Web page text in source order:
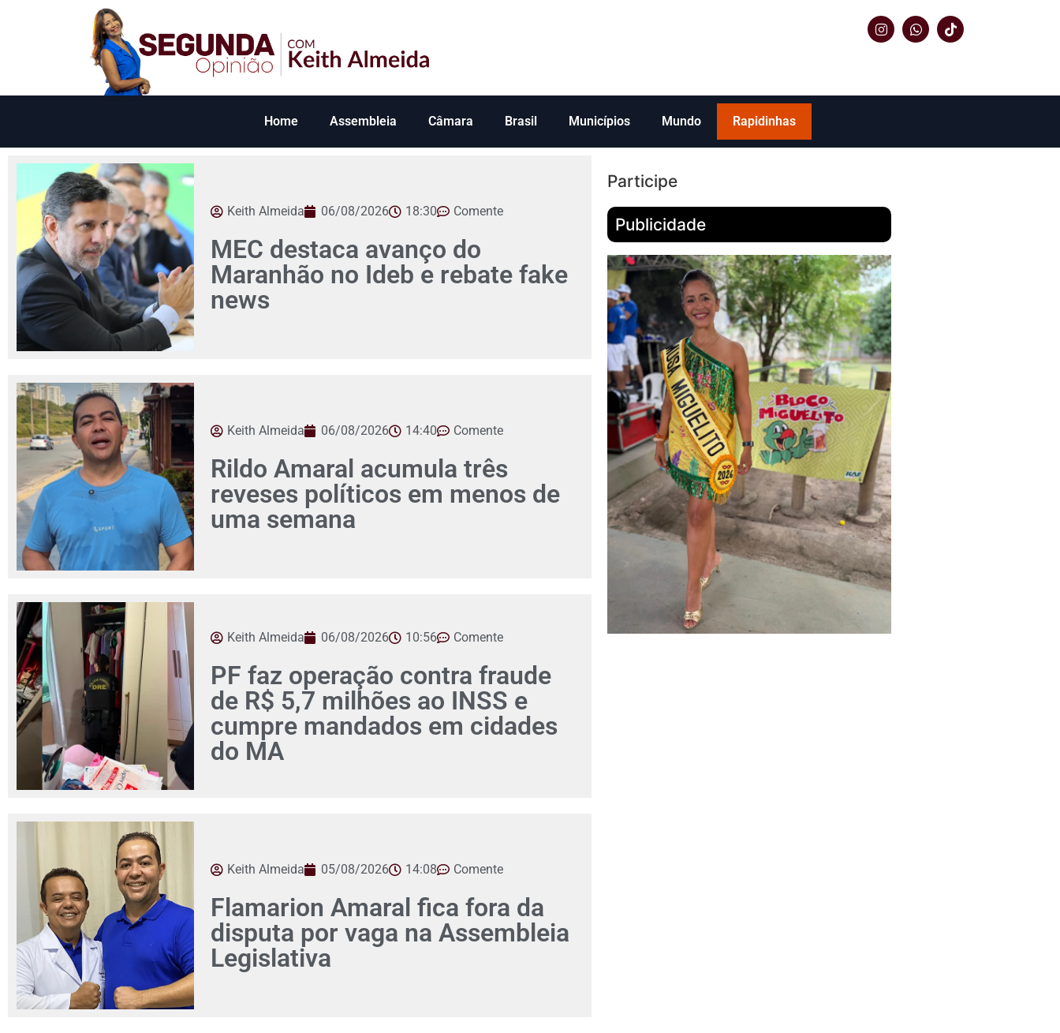
Home Assembleia Câmara Brasil Municípios Mundo Rapidinhas
Keith Almeida 06/08/2026 18:30 Comente
MEC destaca avanço do
Maranhão no Ideb e rebate fake
news
Keith Almeida 06/08/2026 14:40 Comente
Rildo Amaral acumula três
reveses políticos em menos de
uma semana
Keith Almeida 06/08/2026 10:56 Comente
PF faz operação contra fraude
de R$ 5,7 milhões ao INSS e
cumpre mandados em cidades
do MA
Keith Almeida 05/08/2026 14:08 Comente
Flamarion Amaral fica fora da
disputa por vaga na Assembleia
Legislativa
Participe
Publicidade